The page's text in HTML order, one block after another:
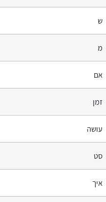
ש
מ
אם
זמן
עושה
סט
איך